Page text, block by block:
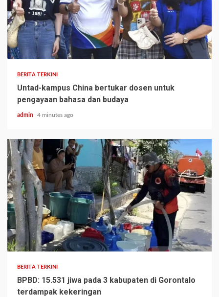
BERITA TERKINI
Untad-kampus China bertukar dosen untuk
pengayaan bahasa dan budaya
admin 4 minutes ago
BERITA TERKINI
BPBD: 15.531 jiwa pada 3 kabupaten di Gorontalo
terdampak kekeringan